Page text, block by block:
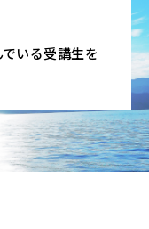
いる受講生を